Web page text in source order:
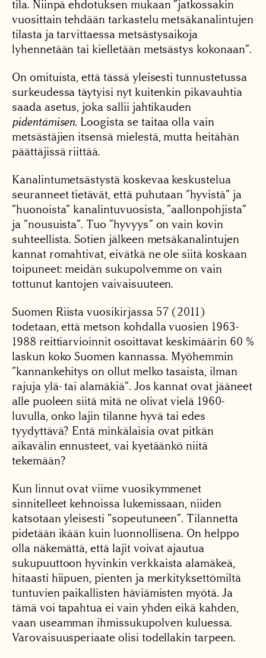
tila. Niinpä ehdotuksen mukaan ”jatkossakin
vuosittain tehdään tarkastelu metsäkanalintujen
tilasta ja tarvittaessa metsästysaikoja
lyhennetään tai kielletään metsästys kokonaan”.
On omituista, että tässä yleisesti tunnustetussa
surkeudessa täytyisi nyt kuitenkin pikavauhtia
saada asetus, joka sallii jahtikauden
pidentämisen. Loogista se taitaa olla vain
metsästäjien itsensä mielestä, mutta heitähän
päättäjissä riittää.
Kanalintumetsästystä koskevaa keskustelua
seuranneet tietävät, että puhutaan ”hyvistä” ja
”huonoista” kanalintuvuosista, ”aallonpohjista”
ja ”nousuista”. Tuo ”hyvyys” on vain kovin
suhteellista. Sotien jälkeen metsäkanalintujen
kannat romahtivat, eivätkä ne ole siitä koskaan
toipuneet: meidän sukupolvemme on vain
tottunut kantojen vaivaisuuteen.
Suomen Riista vuosikirjassa 57 (2011)
todetaan, että metson kohdalla vuosien 1963-
1988 reittiarvioinnit osoittavat keskimäärin 60 %
laskun koko Suomen kannassa. Myöhemmin
”kannankehitys on ollut melko tasaista, ilman
rajuja ylä- tai alamäkiä”. Jos kannat ovat jääneet
alle puoleen siitä mitä ne olivat vielä 1960-
luvulla, onko lajin tilanne hyvä tai edes
tyydyttävä? Entä minkälaisia ovat pitkän
aikavälin ennusteet, vai kyetäänkö niitä
tekemään?
Kun linnut ovat viime vuosikymmenet
sinnitelleet kehnoissa lukemissaan, niiden
katsotaan yleisesti ”sopeutuneen”. Tilannetta
pidetään ikään kuin luonnollisena. On helppo
olla näkemättä, että lajit voivat ajautua
sukupuuttoon hyvinkin verkkaista alamäkeä,
hitaasti hiipuen, pienten ja merkityksettömiltä
tuntuvien paikallisten häviämisten myötä. Ja
tämä voi tapahtua ei vain yhden eikä kahden,
vaan useamman ihmissukupolven kuluessa.
Varovaisuusperiaate olisi todellakin tarpeen.